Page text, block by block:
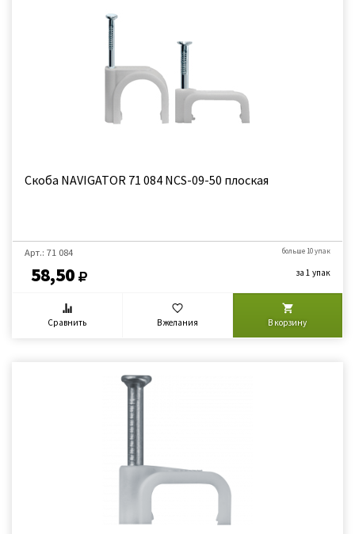
Скоба NAVIGATOR 71 084 NCS-09-50 плоская
Арт.: 71 084
58,50
больше 10 упак
за 1 упак
Сравнить В желания В корзину